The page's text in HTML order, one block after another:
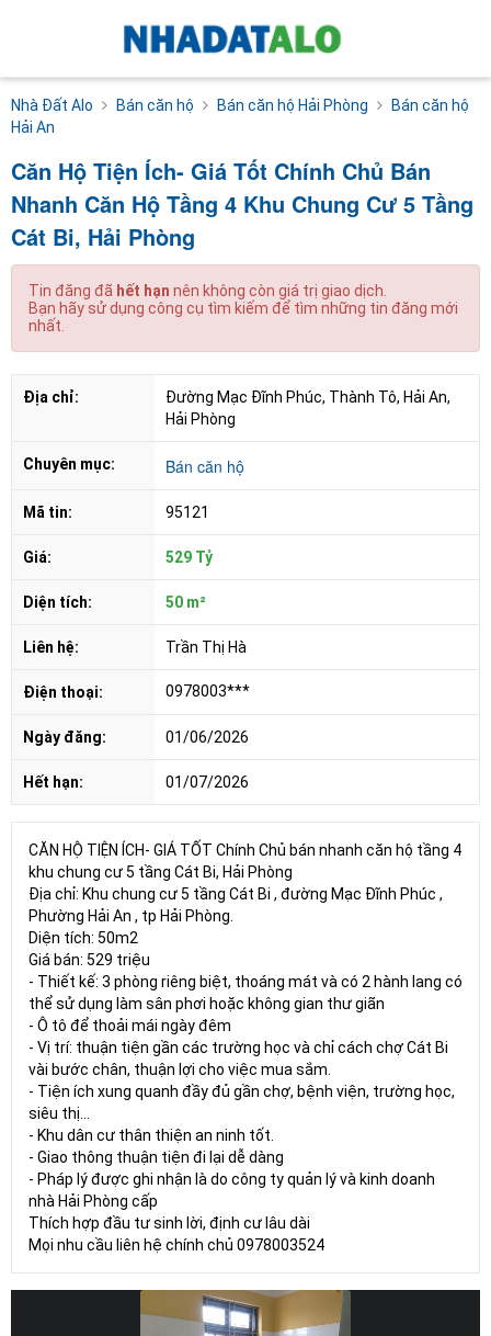
Nhà Đất Alo Bán căn hộ Bán căn hộ Hải Phòng
Bán căn hộ
Hải An
Căn Hộ Tiện Ích- Giá Tốt Chính Chủ Bán
Nhanh Căn Hộ Tầng 4 Khu Chung Cư 5 Tầng
Cát Bi, Hải Phòng
Tin đăng đã hết hạn nên không còn giá trị giao dịch.
Bạn hãy sử dụng công cụ tìm kiếm để tìm những tin đăng mới
nhất.
Địa chỉ:
Đường Mạc Đĩnh Phúc, Thành Tô, Hải An,
Hải Phòng
Chuyên mục: Bán căn hộ
Mã tin: 95121
Giá: 529 Tỷ
Diện tích: 50 m²
Liên hệ: Trần Thị Hà
Điện thoại: 0978003***
Ngày đăng: 01/06/2026
Hết hạn: 01/07/2026
CĂN HỘ TIỆN ÍCH- GIÁ TỐT Chính Chủ bán nhanh căn hộ tầng 4
khu chung cư 5 tầng Cát Bi, Hải Phòng
Địa chỉ: Khu chung cư 5 tầng Cát Bi , đường Mạc Đĩnh Phúc ,
Phường Hải An , tp Hải Phòng.
Diện tích: 50m2
Giá bán: 529 triệu
- Thiết kế: 3 phòng riêng biệt, thoáng mát và có 2 hành lang có
thể sử dụng làm sân phơi hoặc không gian thư giãn
- Ô tô để thoải mái ngày đêm
- Vị trí: thuận tiện gần các trường học và chỉ cách chợ Cát Bi
vài bước chân, thuận lợi cho việc mua sắm.
- Tiện ích xung quanh đầy đủ gần chợ, bệnh viện, trường học,
siêu thị...
- Khu dân cư thân thiện an ninh tốt.
- Giao thông thuận tiện đi lại dễ dàng
- Pháp lý được ghi nhận là do công ty quản lý và kinh doanh
nhà Hải Phòng cấp
Thích hợp đầu tư sinh lời, định cư lâu dài
Mọi nhu cầu liên hệ chính chủ 0978003524